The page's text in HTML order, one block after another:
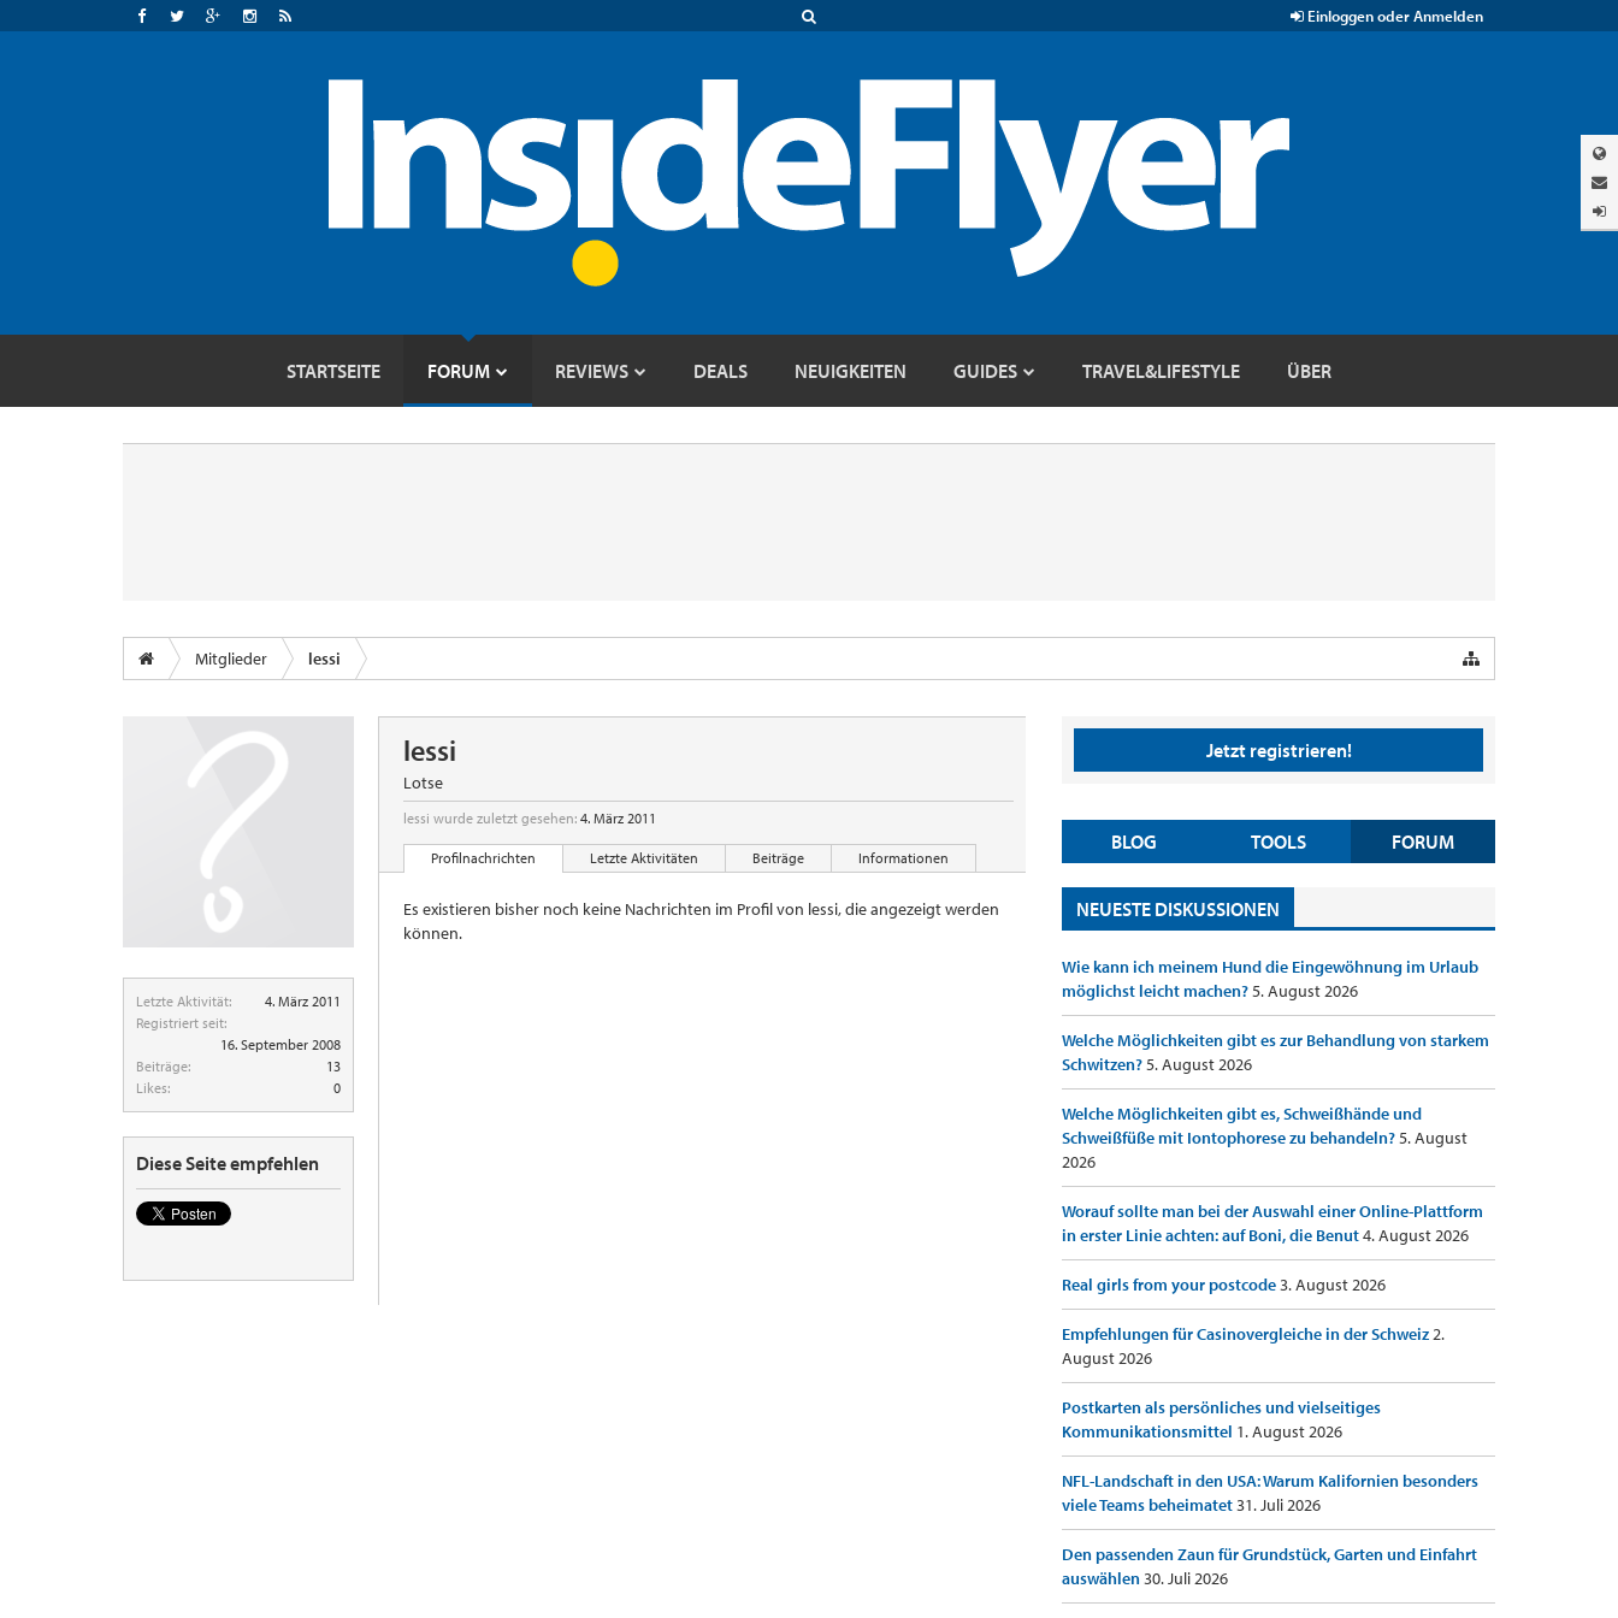
Einloggen oder Anmelden
STARTSEITE FORUM REVIEWS DEALS NEUIGKEITEN GUIDES TRAVEL&LIFESTYLE ÜBER
Mitglieder lessi
Letzte Aktivität:
4. März 2011
Registriert seit:
16. September 2008
Beiträge:
13
Likes:
0
Diese Seite empfehlen
lessi
Lotse
lessi wurde zuletzt gesehen: 4. März 2011
Profilnachrichten Letzte Aktivitäten Beiträge Informationen
Es existieren bisher noch keine Nachrichten im Profil von lessi, die angezeigt werden
können.
Jetzt registrieren!
BLOG TOOLS FORUM
NEUESTE DISKUSSIONEN
Wie kann ich meinem Hund die Eingewöhnung im Urlaub
möglichst leicht machen?5. August 2026
Welche Möglichkeiten gibt es zur Behandlung von starkem
Schwitzen?5. August 2026
Welche Möglichkeiten gibt es, Schweißhände und
Schweißfüße mit Iontophorese zu behandeln?5. August
2026
Worauf sollte man bei der Auswahl einer Online-Plattform
in erster Linie achten: auf Boni, die Benut4. August 2026
Real girls from your postcode3. August 2026
Empfehlungen für Casinovergleiche in der Schweiz2.
August 2026
Postkarten als persönliches und vielseitiges
Kommunikationsmittel 1. August 2026
NFL-Landschaft in den USA: Warum Kalifornien besonders
viele Teams beheimatet31. Juli 2026
Den passenden Zaun für Grundstück, Garten und Einfahrt
auswählen30. Juli 2026